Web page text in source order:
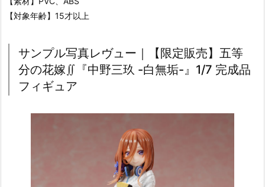
【対象年齢】15才以上
サンプル写真レヴュー｜【限定販売】五等
分の花嫁∬『中野三玖 -白無垢-』1/7 完成品
フィギュア